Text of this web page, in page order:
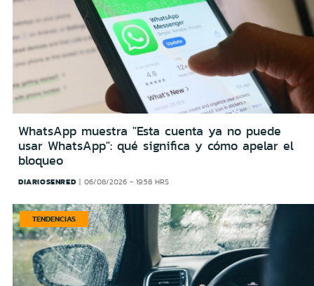
WhatsApp muestra "Esta cuenta ya no puede
usar WhatsApp": qué significa y cómo apelar el
bloqueo
DIARIOSENRED 06/08/2026 - 19:58 HRS
TENDENCIAS